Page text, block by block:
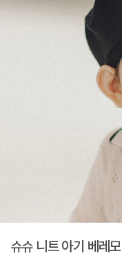
슈슈 니트 아기 베레모